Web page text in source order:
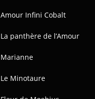
Amour Infini Cobalt
La panthère de l’Amour
Marianne
Le Minotaure